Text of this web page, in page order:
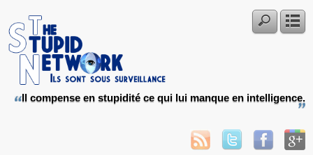
Il compense en stupidité ce qui lui manque en intelligence.